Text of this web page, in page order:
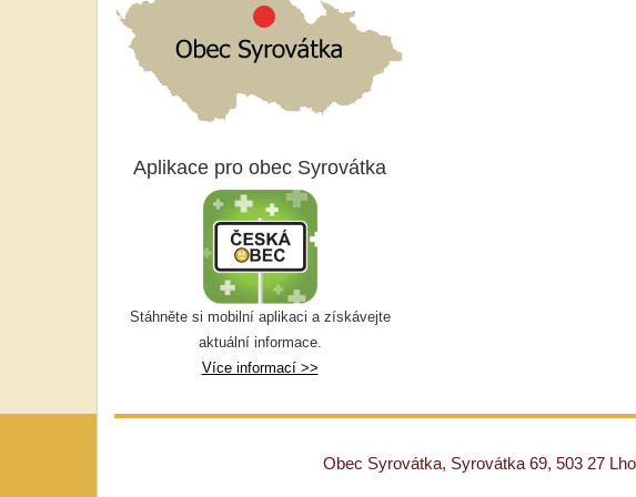
Aplikace pro obec Syrovátka
Stáhněte si mobilní aplikaci a získávejte
aktuální informace.
Více informací >>
Obec Syrovátka, Syrovátka 69, 503 27